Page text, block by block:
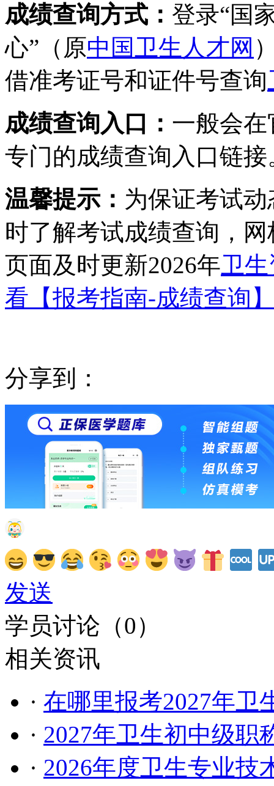
成绩查询方式： 登录“国
心”（原中国卫生人才网
借准考证号和证件号查询
成绩查询入口： 一般会
专门的成绩查询入口链接
温馨提示： 为保证考试
时了解考试成绩查询，
页面及时更新2026年卫
看【报考指南-成绩查询
分享到：
发送
学员讨论（0）
相关资讯
· 在哪里报考2027年卫
· 2027年卫生初中级职
· 2026年度卫生专业技